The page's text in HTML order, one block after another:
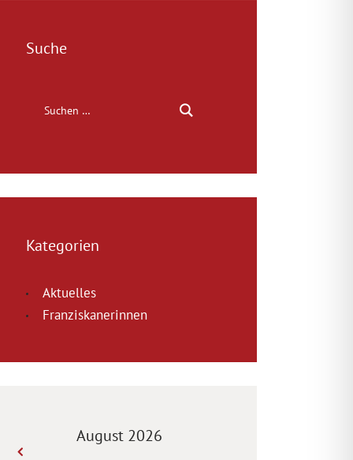
Suche
Kategorien
Aktuelles
Franziskanerinnen
August 2026
« Juli